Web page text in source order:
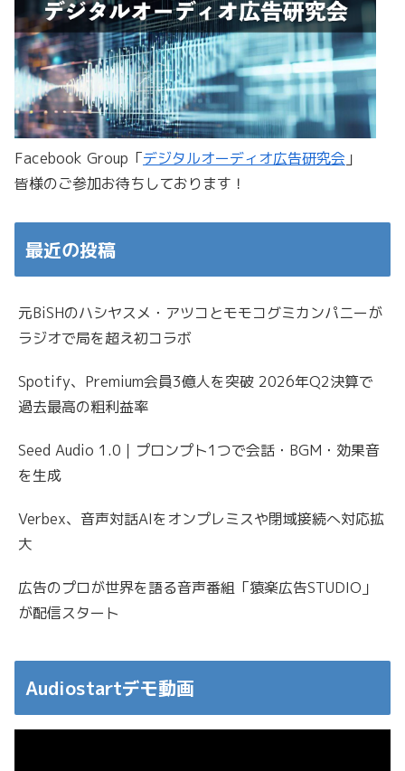
Facebook Group「デジタルオーディオ広告研究会 」
皆様のご参加お待ちしております！
最近の投稿
元BiSHのハシヤスメ・アツコとモモコグミカンパニーが
ラジオで局を超え初コラボ
Spotify、Premium会員3億人を突破 2026年Q2決算で
過去最高の粗利益率
Seed Audio 1.0｜プロンプト1つで会話・BGM・効果音
を生成
Verbex、音声対話AIをオンプレミスや閉域接続へ対応拡
大
広告のプロが世界を語る音声番組「猿楽広告STUDIO」
が配信スタート
Audiostartデモ動画